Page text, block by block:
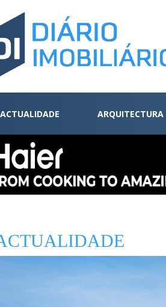
ACTUALIDADE ARQUITECTURA